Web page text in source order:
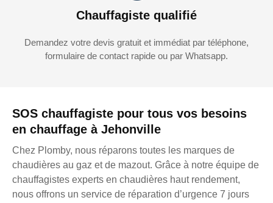
SOS chauffagiste pour tous vos besoins
en chauffage à Jehonville
Chez Plomby, nous réparons toutes les marques de
chaudières au gaz et de mazout. Grâce à notre équipe de
chauffagistes experts en chaudières haut rendement,
nous offrons un service de réparation d’urgence 7 jours
Chauffagiste qualifié
Demandez votre devis gratuit et immédiat par téléphone,
formulaire de contact rapide ou par Whatsapp.